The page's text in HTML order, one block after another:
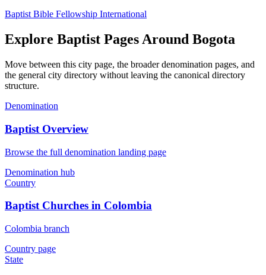
Baptist Bible Fellowship International
Explore Baptist Pages Around Bogota
Move between this city page, the broader denomination pages, and
the general city directory without leaving the canonical directory
structure.
Denomination
Baptist Overview
Browse the full denomination landing page
Denomination hub
Country
Baptist Churches in Colombia
Colombia branch
Country page
State